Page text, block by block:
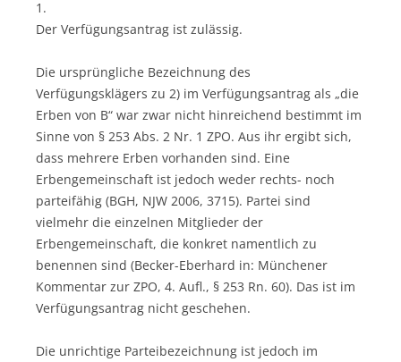
1.
Der Verfügungsantrag ist zulässig.
Die ursprüngliche Bezeichnung des
Verfügungsklägers zu 2) im Verfügungsantrag als „die
Erben von B“ war zwar nicht hinreichend bestimmt im
Sinne von § 253 Abs. 2 Nr. 1 ZPO. Aus ihr ergibt sich,
dass mehrere Erben vorhanden sind. Eine
Erbengemeinschaft ist jedoch weder rechts- noch
parteifähig (BGH, NJW 2006, 3715). Partei sind
vielmehr die einzelnen Mitglieder der
Erbengemeinschaft, die konkret namentlich zu
benennen sind (Becker-Eberhard in: Münchener
Kommentar zur ZPO, 4. Aufl., § 253 Rn. 60). Das ist im
Verfügungsantrag nicht geschehen.
Die unrichtige Parteibezeichnung ist jedoch im